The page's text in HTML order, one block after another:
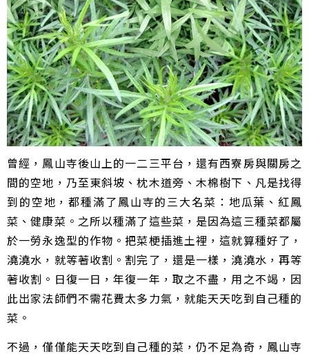
曾經，鳳山寺後山上的一二三平台，還有西寮房與關房之
間的空地，乃至東斜坡、枕木道旁、木棉樹下、凡是找得
到的空地，都種滿了鳳山寺的三大名菜：地瓜葉、紅鳳
菜、健康菜。之所以種滿了這些菜，是因為這三種菜都屬
於一勞永逸型的作物。把菜梗插進土裡，這就算種好了，
澆澆水，就等著收割。割完了，還是一樣，澆澆水，再等
著收割。日復一日，年復一年，取之不盡，用之不竭，因
此出家法師們不需花費太多力氣，就能天天吃到自己種的
菜。
不過，僅僅能天天吃到自己種的菜，仍不足為奇，鳳山寺